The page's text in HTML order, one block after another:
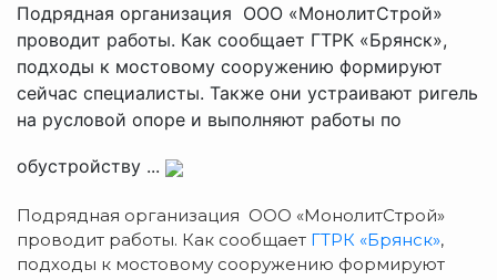
Подрядная организация ООО «МонолитСтрой»
проводит работы. Как сообщает ГТРК «Брянск»,
подходы к мостовому сооружению формируют
сейчас специалисты. Также они устраивают ригель
на русловой опоре и выполняют работы по
обустройству ...
Подрядная организация ООО «МонолитСтрой»
проводит работы. Как сообщает ГТРК «Брянск»,
подходы к мостовому сооружению формируют